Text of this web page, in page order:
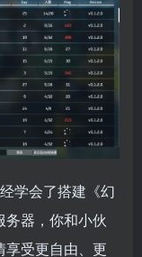
学会了搭建《幻
器，你和小伙
受更自由、更